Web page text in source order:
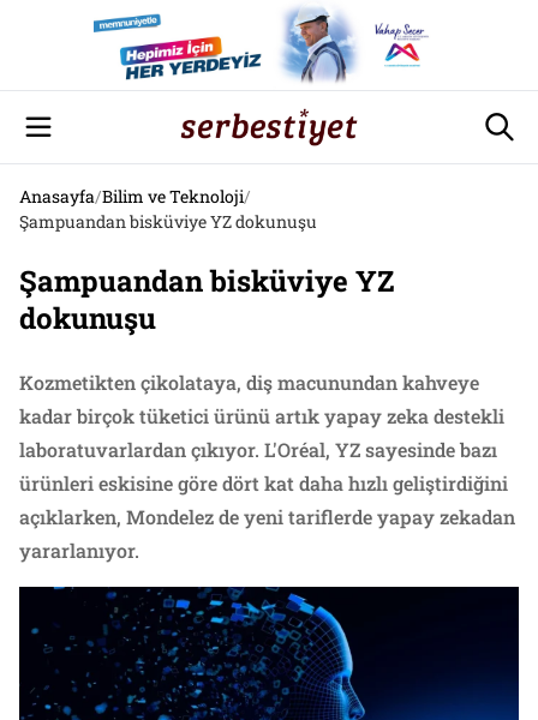
Anasayfa/Bilim ve Teknoloji/
Şampuandan bisküviye YZ dokunuşu
Şampuandan bisküviye YZ
dokunuşu
Kozmetikten çikolataya, diş macunundan kahveye
kadar birçok tüketici ürünü artık yapay zeka destekli
laboratuvarlardan çıkıyor. L'Oréal, YZ sayesinde bazı
ürünleri eskisine göre dört kat daha hızlı geliştirdiğini
açıklarken, Mondelez de yeni tariflerde yapay zekadan
yararlanıyor.